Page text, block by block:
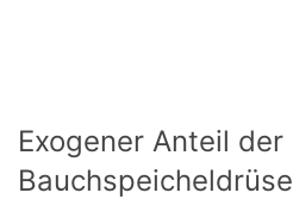
Exogener Anteil der
Bauchspeicheldrüse